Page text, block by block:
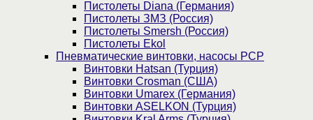
Пистолеты Diana (Германия)
Пистолеты ЗМЗ (Россия)
Пистолеты Smersh (Россия)
Пистолеты Ekol
Пневматические винтовки, насосы PCP
Винтовки Hatsan (Турция)
Винтовки Crosman (США)
Винтовки Umarex (Германия)
Винтовки ASELKON (Турция)